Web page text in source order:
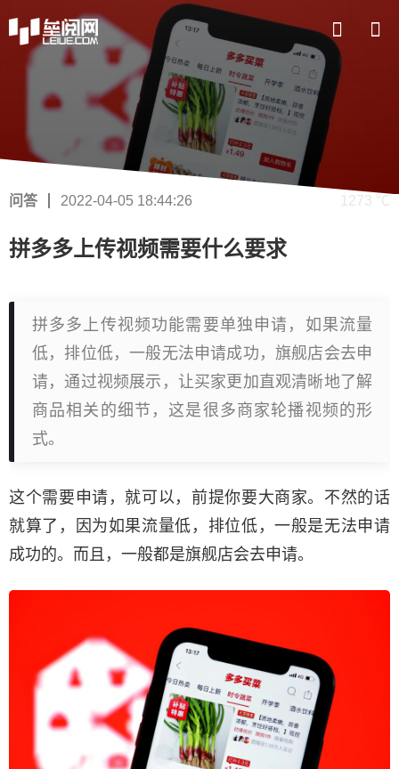
问答 2022-04-05 18:44:26 1273 ℃
拼多多上传视频需要什么要求
拼多多上传视频功能需要单独申请，如果流量
低，排位低，一般无法申请成功，旗舰店会去申
请，通过视频展示，让买家更加直观清晰地了解
商品相关的细节，这是很多商家轮播视频的形
式。
这个需要申请，就可以，前提你要大商家。不然的话
就算了，因为如果流量低，排位低，一般是无法申请
成功的。而且，一般都是旗舰店会去申请。